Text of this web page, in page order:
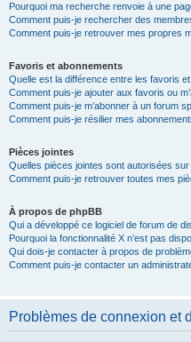
Pourquoi ma recherche renvoie à une
Comment puis-je rechercher des
Comment puis-je retrouver mes propres
Favoris et abonnements
Quelle est la différence entre les favoris
Comment puis-je ajouter aux favoris ou
Comment puis-je m’abonner à un forum
Comment puis-je résilier mes
Pièces jointes
Quelles pièces jointes sont autorisées
Comment puis-je retrouver toutes mes
À propos de phpBB
Qui a développé ce logiciel de forum de
Pourquoi la fonctionnalité X n’est pas
Qui dois-je contacter à propos de
Comment puis-je contacter un
Problèmes de connexion et